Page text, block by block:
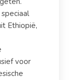
Ethiopië,
voor